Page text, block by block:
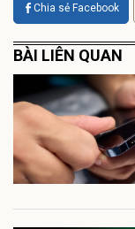
Chia sẻ Facebook
BÀI LIÊN QUAN